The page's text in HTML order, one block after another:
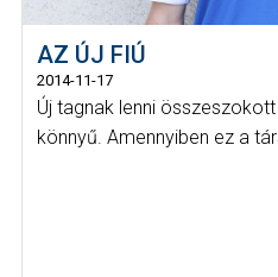
AZ ÚJ FIÚ
2014-11-17
Új tagnak lenni
könnyű. Amennyiben ez a